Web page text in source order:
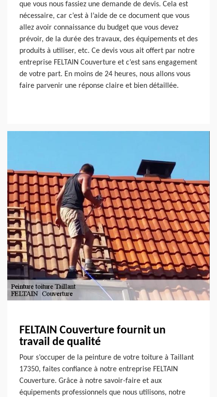
que vous nous fassiez une demande de devis. Cela est
nécessaire, car c’est à l’aide de ce document que vous
allez avoir connaissance du budget que vous devez
prévoir, de la durée des travaux, des équipements et des
produits à utiliser, etc. Ce devis vous ait offert par notre
entreprise FELTAIN Couverture et c’est sans engagement
de votre part. En moins de 24 heures, nous allons vous
faire parvenir une réponse claire et bien détaillée.
FELTAIN Couverture fournit un
travail de qualité
Pour s’occuper de la peinture de votre toiture à Taillant
17350, faites confiance à notre entreprise FELTAIN
Couverture. Grâce à notre savoir-faire et aux
équipements professionnels que nous utilisons, notre